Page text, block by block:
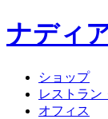
ナディ
ショップ
レストラン
オフィス